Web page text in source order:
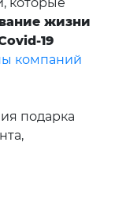
которые
жизни
19
компаний
подарка